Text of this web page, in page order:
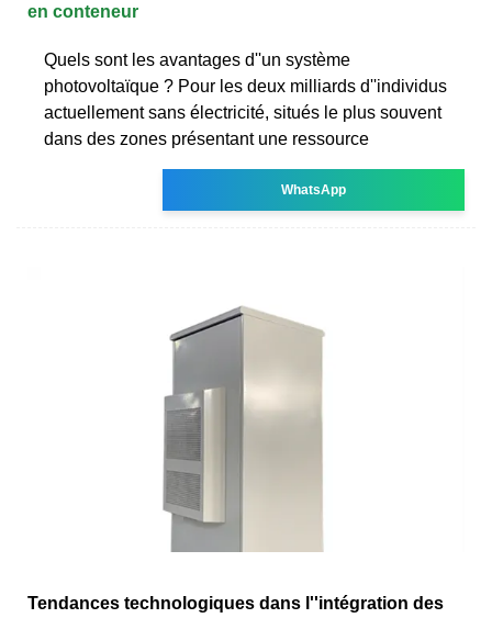
en conteneur
Quels sont les avantages d''un système
photovoltaïque ? Pour les deux milliards d''individus
actuellement sans électricité, situés le plus souvent
dans des zones présentant une ressource
WhatsApp
Tendances technologiques dans l''intégration des